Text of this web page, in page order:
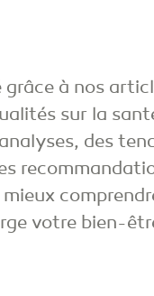
grâce à nos
sur la
des
votre bien-